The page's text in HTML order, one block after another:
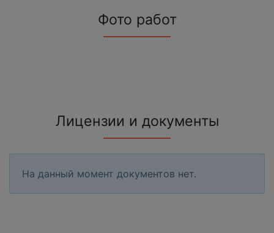
Фото работ
Лицензии и документы
На данный момент документов нет.